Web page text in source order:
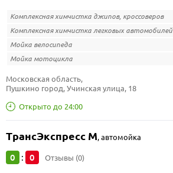
Комплексная химчистка джипов, кроссоверов
Комплексная химчистка легковых автомобилей
Мойка велосипеда
Мойка мотоцикла
Открыто до 24:00
Московская область,
Пушкино город, Учинская улица, 18
ТрансЭкспресс М,автомойка
0 : 0 Отзывы (0)